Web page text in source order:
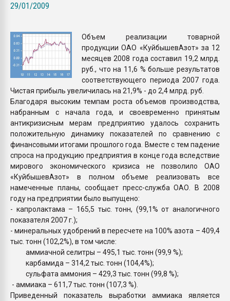
29/01/2009
Объем реализации товарной
продукции ОАО «КуйбышевАзот» за 12
месяцев 2008 года составил 19,2 млрд.
руб., что на 11,6 % больше результатов
соответствующего периода 2007 года.
Чистая прибыль увеличилась на 21,9% - до 2,4 млрд. руб.
Благодаря высоким темпам роста объемов производства,
набранным с начала года, и своевременно принятым
антикризисным мерам предприятию удалось сохранить
положительную динамику показателей по сравнению с
финансовыми итогами прошлого года. Вместе с тем падение
спроса на продукцию предприятия в конце года вследствие
мирового экономического кризиса не позволило ОАО
«КуйбышевАзот» в полном объеме реализовать все
намеченные планы, сообщает пресс-служба ОАО. В 2008
году на предприятии было выпущено:
- капролактама – 165,5 тыс. тонн, (99,1% от аналогичного
показателя 2007 г.);
- минеральных удобрений в пересчете на 100% азота – 409,4
тыс. тонн (102,2%), в том числе:
аммиачной селитры – 495,1 тыс. тонн (99,9 %);
карбамида – 314,2 тыс. тонн (104,4%);
сульфата аммония – 429,3 тыс. тонн (99,8 %);
- аммиака – 611,7 тыс. тонн (107,3 %).
Приведенный показатель выработки аммиака является